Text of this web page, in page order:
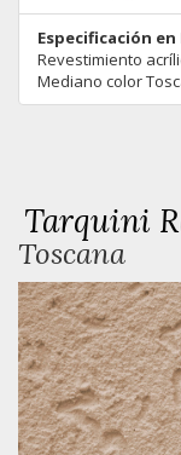
Especificación en
Revestimiento
Mediano color
Tarquini
Toscana